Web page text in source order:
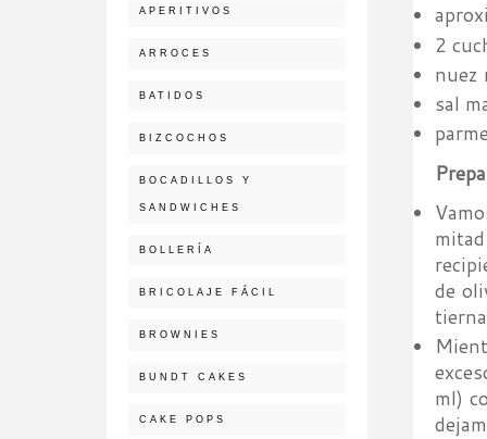
2
nuez
sal
de
ml)
APERITIVOS
ARROCES
BATIDOS
BIZCOCHOS
BOCADILLOS Y
SANDWICHES
BOLLERÍA
BRICOLAJE FÁCIL
BROWNIES
BUNDT CAKES
CAKE POPS